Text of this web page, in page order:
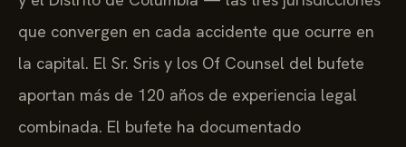
que convergen en cada accidente que ocurre en
la capital. El Sr. Sris y los Of Counsel del bufete
aportan más de 120 años de experiencia legal
combinada. El bufete ha documentado